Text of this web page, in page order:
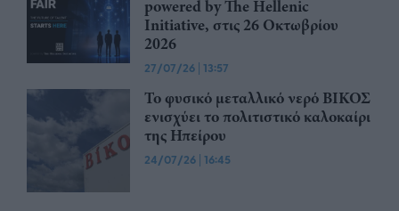
powered by The Hellenic
Initiative, στις 26 Οκτωβρίου
2026
27/07/26 | 13:57
Το φυσικό μεταλλικό νερό ΒΙΚΟΣ
ενισχύει το πολιτιστικό καλοκαίρι
της Ηπείρου
24/07/26 | 16:45